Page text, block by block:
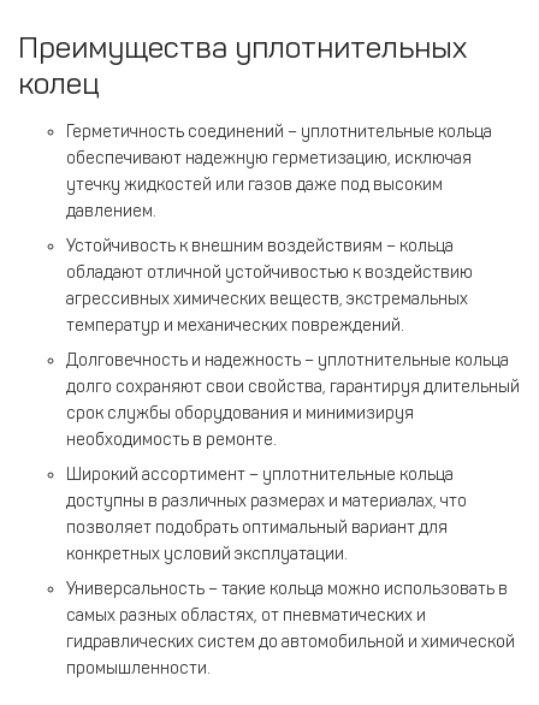
Преимущества уплотнительных
колец
Герметичность соединений – уплотнительные кольца
обеспечивают надежную герметизацию, исключая
утечку жидкостей или газов даже под высоким
давлением.
Устойчивость к внешним воздействиям – кольца
обладают отличной устойчивостью к воздействию
агрессивных химических веществ, экстремальных
температур и механических повреждений.
Долговечность и надежность – уплотнительные кольца
долго сохраняют свои свойства, гарантируя длительный
срок службы оборудования и минимизируя
необходимость в ремонте.
Широкий ассортимент – уплотнительные кольца
доступны в различных размерах и материалах, что
позволяет подобрать оптимальный вариант для
конкретных условий эксплуатации.
Универсальность – такие кольца можно использовать в
самых разных областях, от пневматических и
гидравлических систем до автомобильной и химической
промышленности.